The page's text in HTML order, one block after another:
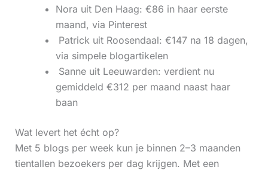
Nora uit Den Haag: €86 in haar eerste
maand, via Pinterest
‍ Patrick uit Roosendaal: €147 na 18 dagen,
via simpele blogartikelen
‍ Sanne uit Leeuwarden: verdient nu
gemiddeld €312 per maand naast haar
baan
Wat levert het écht op?
Met 5 blogs per week kun je binnen 2–3 maanden
tientallen bezoekers per dag krijgen. Met een